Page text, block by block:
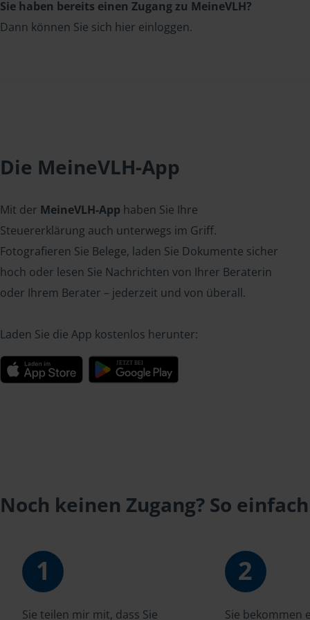
Sie haben bereits einen Zugang zu MeineVLH?
Dann können Sie sich hier einloggen.
Die MeineVLH-App
Mit der MeineVLH-App haben Sie Ihre
Steuererklärung auch unterwegs im Griff.
Fotografieren Sie Belege, laden Sie Dokumente sicher
hoch oder lesen Sie Nachrichten von Ihrer Beraterin
oder Ihrem Berater – jederzeit und von überall.
Laden Sie die App kostenlos herunter:
Noch keinen Zugang? So
1
Sie teilen mir mit, dass Sie
2
Sie bekommen